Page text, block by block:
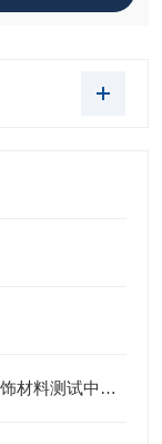
不止于电子：冷热冲击试验箱在汽车内外饰材料测试中的关键角色